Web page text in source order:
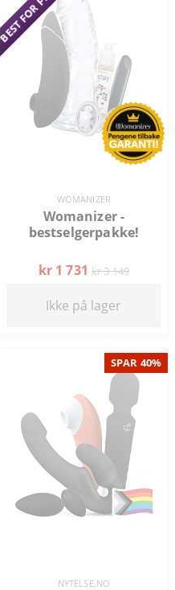
WOMANIZER
Womanizer -
bestselgerpakke!
kr 1 731 kr 3 149
Ikke på lager
SPAR 40%
NYTELSE.NO